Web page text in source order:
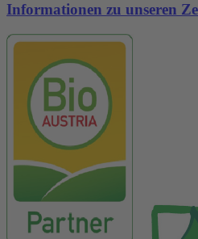
Informationen zu unseren